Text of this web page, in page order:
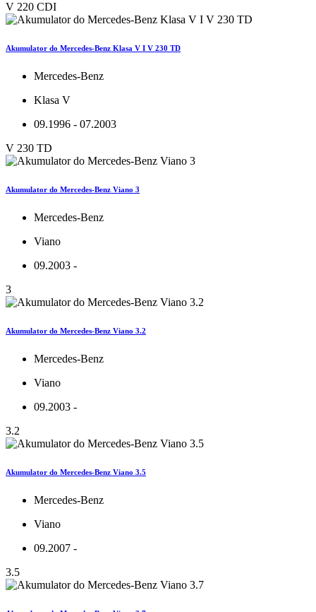
V 220 CDI
Akumulator do Mercedes-Benz Klasa V I V 230 TD
Mercedes-Benz
Klasa V
09.1996 - 07.2003
V 230 TD
Akumulator do Mercedes-Benz Viano 3
Mercedes-Benz
Viano
09.2003 -
3
Akumulator do Mercedes-Benz Viano 3.2
Mercedes-Benz
Viano
09.2003 -
3.2
Akumulator do Mercedes-Benz Viano 3.5
Mercedes-Benz
Viano
09.2007 -
3.5